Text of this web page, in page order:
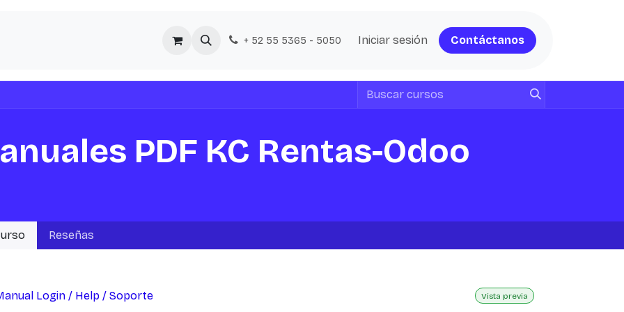
Preguntas Frecuentes Blog Contacto
+ 52 55 5365 - 5050 Iniciar sesión Contáctanos
PDF KC Rentas-Odoo
Reseñas
Login / Help / Soporte Vista previa